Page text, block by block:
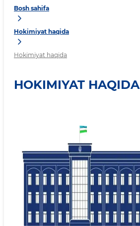
Bosh sahifa
Hokimiyat haqida
Hokimiyat haqida
HOKIMIYAT HAQIDA